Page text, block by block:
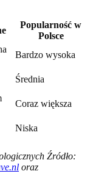
Popularność w
Polsce
Bardzo wysoka
Średnia
Coraz większa
Niska
Źródło:
oraz